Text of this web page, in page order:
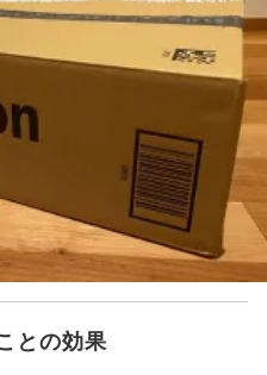
との効果